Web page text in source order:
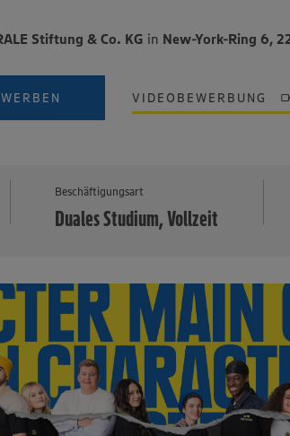
Stiftung & Co. KG in New-York-Ring 6,
VIDEOBEWERBUNG
Beschäftigungsart
Duales Studium, Vollzeit